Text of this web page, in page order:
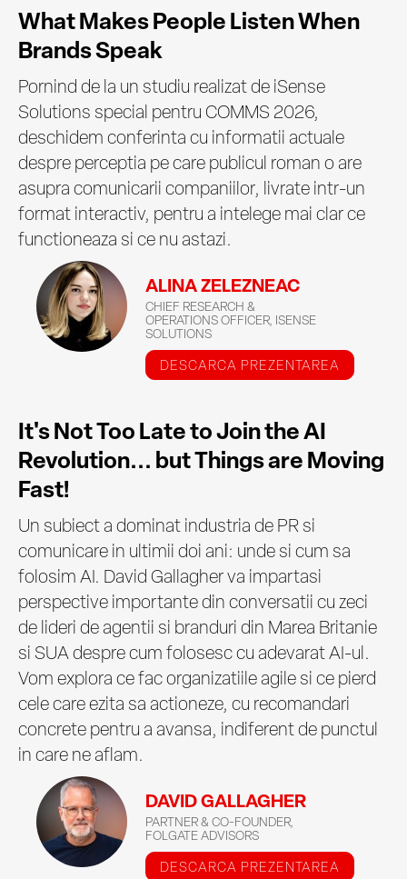
What Makes People Listen When
Brands Speak
Pornind de la un studiu realizat de iSense
Solutions special pentru COMMS 2026,
deschidem conferinta cu informatii actuale
despre perceptia pe care publicul roman o are
asupra comunicarii companiilor, livrate intr-un
format interactiv, pentru a intelege mai clar ce
functioneaza si ce nu astazi.
ALINA ZELEZNEAC
CHIEF RESEARCH &
OPERATIONS OFFICER, ISENSE
SOLUTIONS
DESCARCA PREZENTAREA
It's Not Too Late to Join the AI
Revolution... but Things are Moving
Fast!
Un subiect a dominat industria de PR si
comunicare in ultimii doi ani: unde si cum sa
folosim AI. David Gallagher va impartasi
perspective importante din conversatii cu zeci
de lideri de agentii si branduri din Marea Britanie
si SUA despre cum folosesc cu adevarat AI-ul.
Vom explora ce fac organizatiile agile si ce pierd
cele care ezita sa actioneze, cu recomandari
concrete pentru a avansa, indiferent de punctul
in care ne aflam.
DAVID GALLAGHER
PARTNER & CO-FOUNDER,
FOLGATE ADVISORS
DESCARCA PREZENTAREA